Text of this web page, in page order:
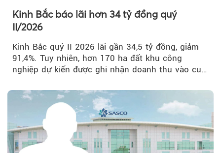
Kinh Bắc báo lãi hơn 34 tỷ đồng quý
II/2026
Kinh Bắc quý II 2026 lãi gần 34,5 tỷ đồng, giảm
91,4%. Tuy nhiên, hơn 170 ha đất khu công
nghiệp dự kiến được ghi nhận doanh thu vào cuối